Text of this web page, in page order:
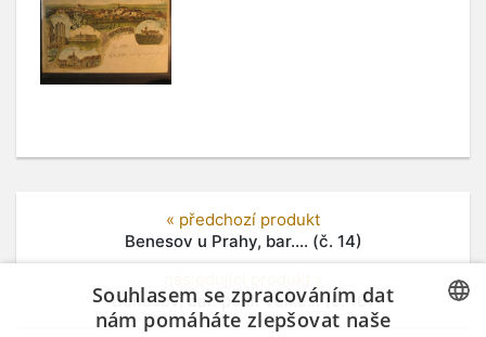
« předchozí produkt
Benesov u Prahy, bar.... (č. 14)
Benesov, bar. pohl. Velke... (č. 16)
Souhlasem se zpracováním dat
nám pomáháte zlepšovat naše